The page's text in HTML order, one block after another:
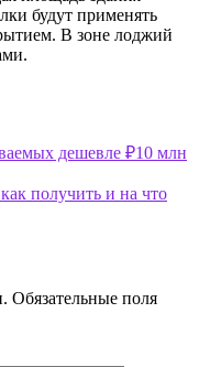
будут применять
В зоне лоджий
дешевле ₽10 млн
получить и на что
Обязательные поля